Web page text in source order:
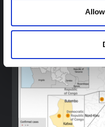
الضوء على رؤى حرجة لجهود